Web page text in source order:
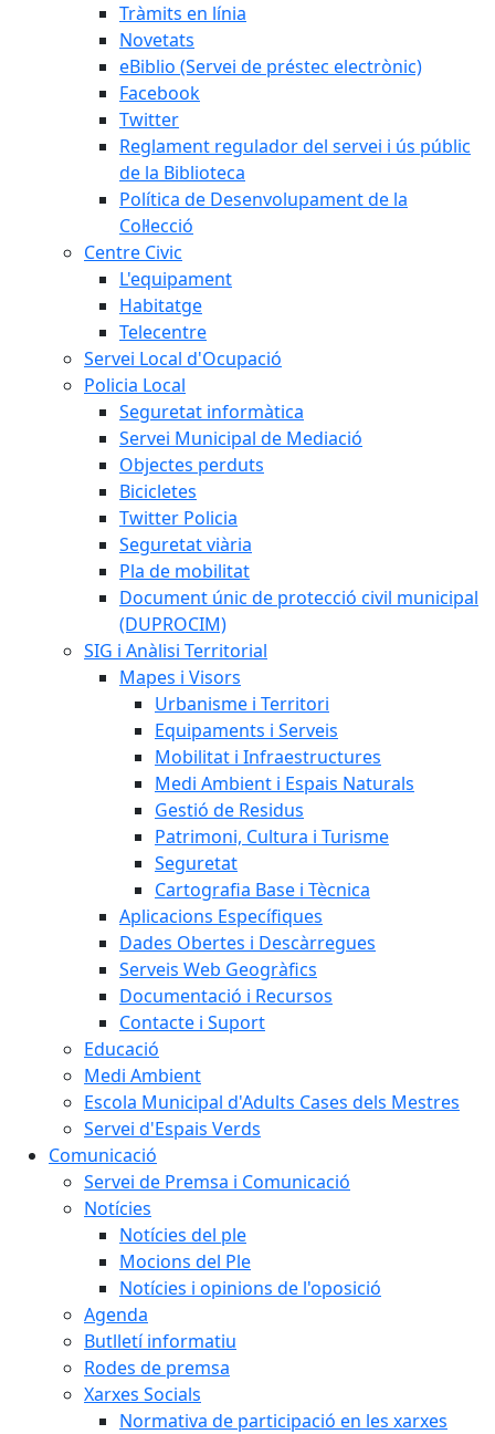
Tràmits en línia
Novetats
eBiblio (Servei de préstec electrònic)
Facebook
Twitter
Reglament regulador del servei i ús públic
de la Biblioteca
Política de Desenvolupament de la
Col·lecció
Centre Civic
L'equipament
Habitatge
Telecentre
Servei Local d'Ocupació
Policia Local
Seguretat informàtica
Servei Municipal de Mediació
Objectes perduts
Bicicletes
Twitter Policia
Seguretat viària
Pla de mobilitat
Document únic de protecció civil municipal
(DUPROCIM)
SIG i Anàlisi Territorial
Mapes i Visors
Urbanisme i Territori
Equipaments i Serveis
Mobilitat i Infraestructures
Medi Ambient i Espais Naturals
Gestió de Residus
Patrimoni, Cultura i Turisme
Seguretat
Cartografia Base i Tècnica
Aplicacions Específiques
Dades Obertes i Descàrregues
Serveis Web Geogràfics
Documentació i Recursos
Contacte i Suport
Educació
Medi Ambient
Escola Municipal d'Adults Cases dels Mestres
Servei d'Espais Verds
Comunicació
Servei de Premsa i Comunicació
Notícies
Notícies del ple
Mocions del Ple
Notícies i opinions de l'oposició
Agenda
Butlletí informatiu
Rodes de premsa
Xarxes Socials
Normativa de participació en les xarxes